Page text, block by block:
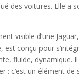
des voitures. Elle a
visible d’une
est conçu pour
fluide, dynamique. Il
: c’est un élément